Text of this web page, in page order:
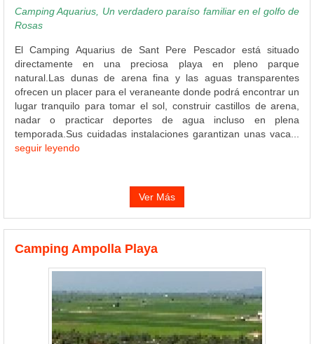
Camping Aquarius, Un verdadero paraíso familiar en el golfo de
Rosas
El Camping Aquarius de Sant Pere Pescador está situado
directamente en una preciosa playa en pleno parque
natural.Las dunas de arena fina y las aguas transparentes
ofrecen un placer para el veraneante donde podrá encontrar un
lugar tranquilo para tomar el sol, construir castillos de arena,
nadar o practicar deportes de agua incluso en plena
temporada.Sus cuidadas instalaciones garantizan unas vaca...
seguir leyendo
Ver Más
Camping Ampolla Playa